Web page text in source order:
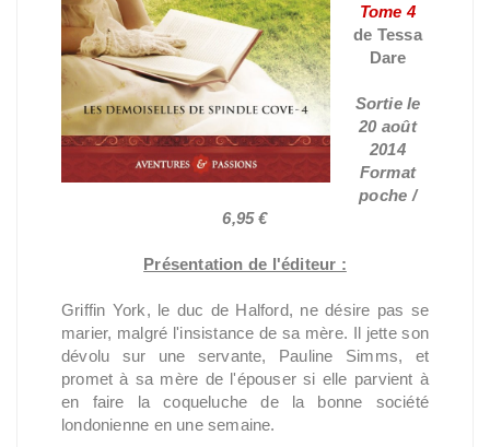
Tome 4
de Tessa
Dare
Sortie le
20 août
2014
Format
poche /
6,95 €
Présentation de l'éditeur :
Griffin York, le duc de Halford, ne désire pas se
marier, malgré l'insistance de sa mère. Il jette son
dévolu sur une servante, Pauline Simms, et
promet à sa mère de l'épouser si elle parvient à
en faire la coqueluche de la bonne société
londonienne en une semaine.